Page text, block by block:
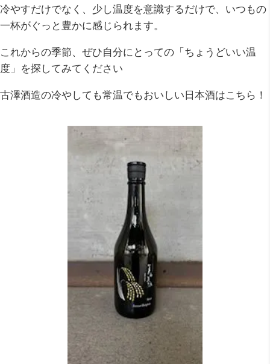
冷やすだけでなく、少し温度を意識するだけで、いつもの
一杯がぐっと豊かに感じられます。
これからの季節、ぜひ自分にとっての「ちょうどいい温
度」を探してみてください
古澤酒造の冷やしても常温でもおいしい日本酒はこちら！